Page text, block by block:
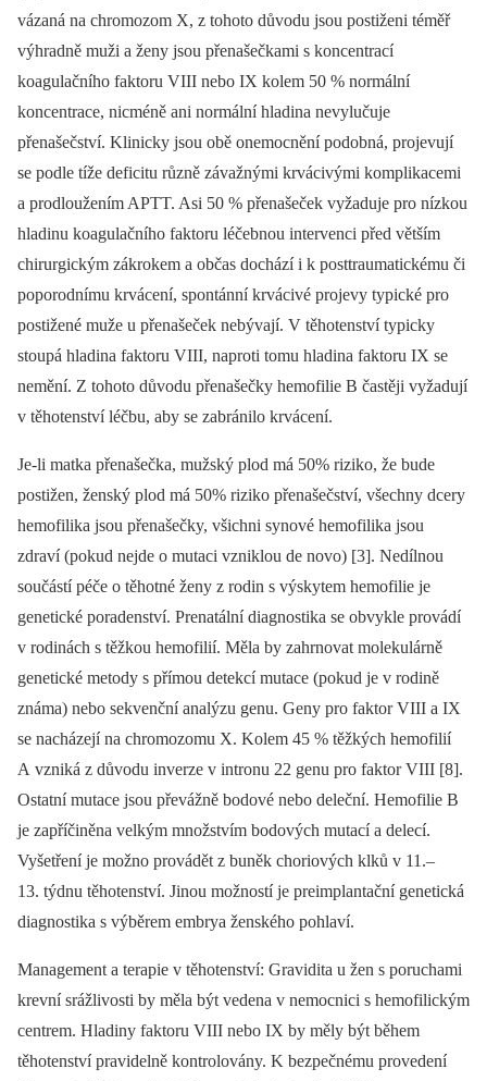
vázaná na chromozom X, z tohoto důvodu jsou postiženi téměř
výhradně muži a ženy jsou přenašečkami s koncentrací
koagulačního faktoru VIII nebo IX kolem 50 % normální
koncentrace, nicméně ani normální hladina nevylučuje
přenašečství. Klinicky jsou obě onemocnění podobná, projevují
se podle tíže deficitu různě závažnými krvácivými komplikacemi
a prodloužením APTT. Asi 50 % přenašeček vyžaduje pro nízkou
hladinu koagulačního faktoru léčebnou intervenci před větším
chirurgickým zákrokem a občas dochází i k posttraumatickému či
poporodnímu krvácení, spontánní krvácivé projevy typické pro
postižené muže u přenašeček nebývají. V těhotenství typicky
stoupá hladina faktoru VIII, naproti tomu hladina faktoru IX se
nemění. Z tohoto důvodu přenašečky hemofilie B častěji vyžadují
v těhotenství léčbu, aby se zabránilo krvácení.
Je-li matka přenašečka, mužský plod má 50% riziko, že bude
postižen, ženský plod má 50% riziko přenašečství, všechny dcery
hemofilika jsou přenašečky, všichni synové hemofilika jsou
zdraví (pokud nejde o mutaci vzniklou de novo) [3]. Nedílnou
součástí péče o těhotné ženy z rodin s výskytem hemofilie je
genetické poradenství. Prenatální diagnostika se obvykle provádí
v rodinách s těžkou hemofilií. Měla by zahrnovat molekulárně
genetické metody s přímou detekcí mutace (pokud je v rodině
známa) nebo sekvenční analýzu genu. Geny pro faktor VIII a IX
se nacházejí na chromozomu X. Kolem 45 % těžkých hemofilií
A vzniká z důvodu inverze v intronu 22 genu pro faktor VIII [8].
Ostatní mutace jsou převážně bodové nebo deleční. Hemofilie B
je zapříčiněna velkým množstvím bodových mutací a delecí.
Vyšetření je možno provádět z buněk choriových klků v 11.–
13. týdnu těhotenství. Jinou možností je preimplantační genetická
diagnostika s výběrem embrya ženského pohlaví.
Management a terapie v těhotenství: Gravidita u žen s poruchami
krevní srážlivosti by měla být vedena v nemocnici s hemofilickým
centrem. Hladiny faktoru VIII nebo IX by měly být během
těhotenství pravidelně kontrolovány. K bezpečnému provedení